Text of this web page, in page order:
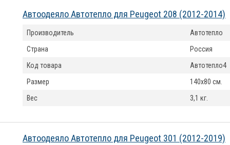
Автоодеяло Автотепло для Peugeot 208 (2012-2014)
Производитель
Автотепло
Страна
Россия
Код товара
Автотепло4
Размер
140x80 см.
Вес
3,1 кг.
Автоодеяло Автотепло для Peugeot 301 (2012-2019)